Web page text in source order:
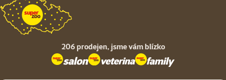
206 prodejen, jsme vám blízko